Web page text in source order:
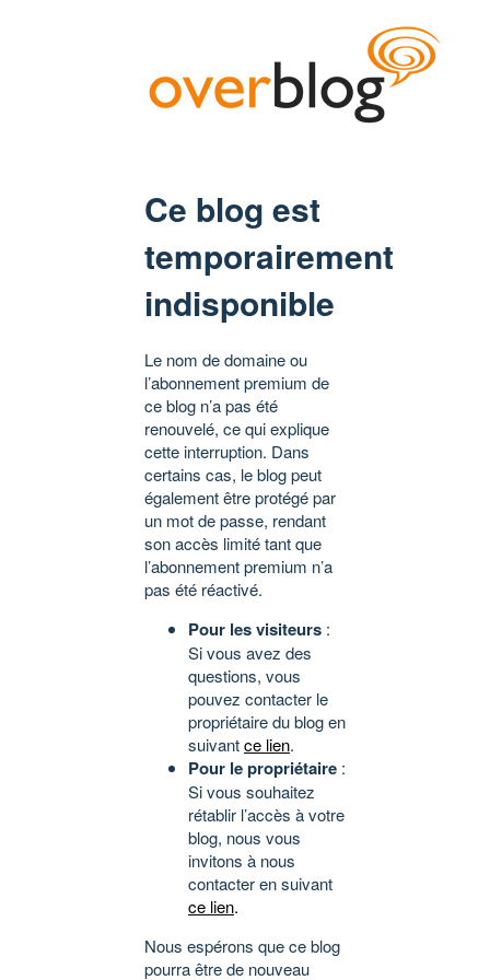
Ce blog est
temporairement
indisponible
Le nom de domaine ou
l’abonnement premium de
ce blog n’a pas été
renouvelé, ce qui explique
cette interruption. Dans
certains cas, le blog peut
également être protégé par
un mot de passe, rendant
son accès limité tant que
l’abonnement premium n’a
pas été réactivé.
Pour les visiteurs :
Si vous avez des
questions, vous
pouvez contacter le
propriétaire du blog en
suivantce lien.
Pour le propriétaire :
Si vous souhaitez
rétablir l’accès à votre
blog, nous vous
invitons à nous
contacter en suivant
ce lien.
Nous espérons que ce blog
pourra être de nouveau